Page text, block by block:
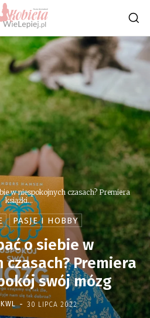
w niespokojnych czasach? Premiera
książki...
PASJE I HOBBY
o siebie w
Premiera
swój mózg
- 30 LIPCA 2022